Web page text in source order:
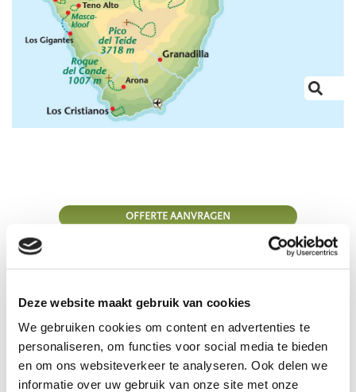
Deze website maakt gebruik van cookies
We gebruiken cookies om content en advertenties te
personaliseren, om functies voor social media te bieden
en om ons websiteverkeer te analyseren. Ook delen we
informatie over uw gebruik van onze site met onze
OFFERTE AANVRAGEN